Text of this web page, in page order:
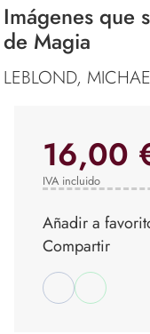
Imágenes que
de Magia
LEBLOND,
16,00
IVA incluido
Añadir a
Compartir